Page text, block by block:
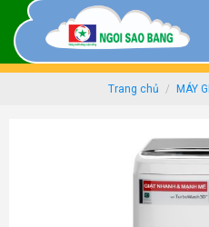
content
Trang chủ / MÁY